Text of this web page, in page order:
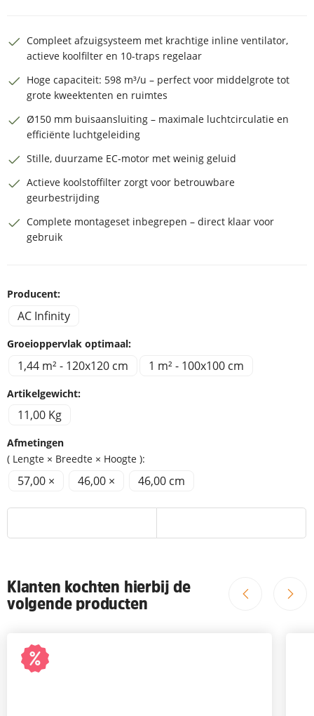
Compleet afzuigsysteem met krachtige inline ventilator,
actieve koolfilter en 10-traps regelaar
Hoge capaciteit: 598 m³/u – perfect voor middelgrote tot
grote kweektenten en ruimtes
Ø150 mm buisaansluiting – maximale luchtcirculatie en
efficiënte luchtgeleiding
Stille, duurzame EC-motor met weinig geluid
Actieve koolstoffilter zorgt voor betrouwbare
geurbestrijding
Complete montageset inbegrepen – direct klaar voor
gebruik
Producent:
AC Infinity
Groeioppervlak optimaal:
1,44 m² - 120x120 cm 1 m² - 100x100 cm
Artikelgewicht:
11,00 Kg
Afmetingen
( Lengte × Breedte × Hoogte ):
57,00 × 46,00 × 46,00 cm
Klanten kochten hierbij de
volgende producten